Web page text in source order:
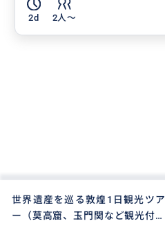
2d 2人〜
世界遺産を巡る敦煌1日観光ツア
ー（莫高窟、玉門関など観光付き